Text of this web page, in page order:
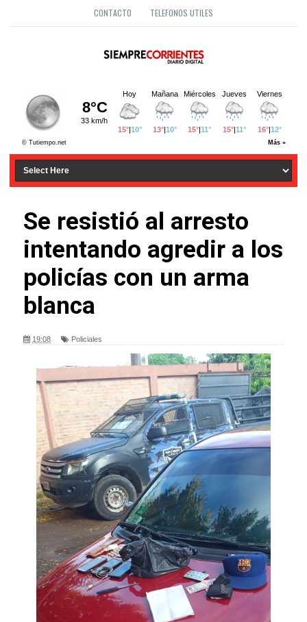
CONTACTO TELEFONOS UTILES
Se resistió al arresto
intentando agredir a los
policías con un arma
blanca
19:08 Policiales